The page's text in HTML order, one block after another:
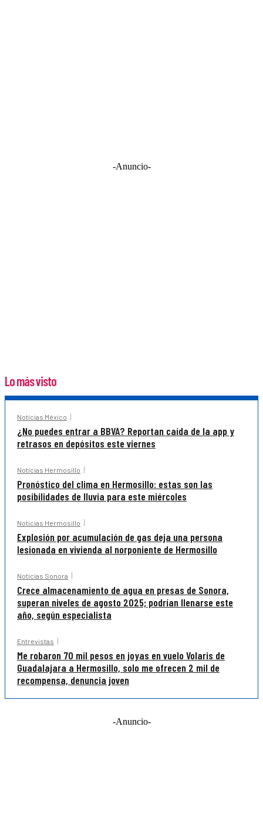
-Anuncio-
Lo más visto
Noticias México
¿No puedes entrar a BBVA? Reportan caída de la app y
retrasos en depósitos este viernes
Noticias Hermosillo
Pronóstico del clima en Hermosillo: estas son las
posibilidades de lluvia para este miércoles
Noticias Hermosillo
Explosión por acumulación de gas deja una persona
lesionada en vivienda al norponiente de Hermosillo
Noticias Sonora
Crece almacenamiento de agua en presas de Sonora,
superan niveles de agosto 2025; podrían llenarse este
año, según especialista
Entrevistas
Me robaron 70 mil pesos en joyas en vuelo Volaris de
Guadalajara a Hermosillo, solo me ofrecen 2 mil de
recompensa, denuncia joven
-Anuncio-